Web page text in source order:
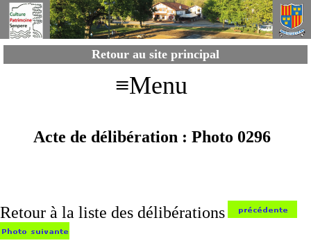
Retour au site principal
≡Menu
Acte de délibération : Photo 0296
Retour à la liste des délibérations